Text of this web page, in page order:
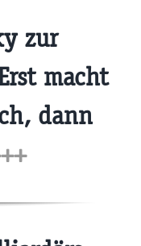
zur
macht
dann